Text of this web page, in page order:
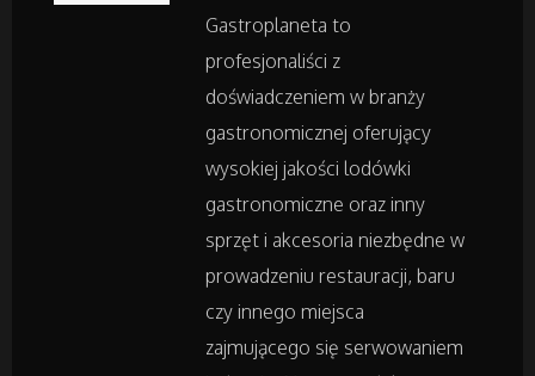
Zajęcia Sportowe i Rekreacyjne
Serwis
Informatyczne
Restauracje, Catering
Adwokaci, Porady Prawne
Gastroplaneta to
profesjonaliści z
doświadczeniem w branży
gastronomicznej oferujący
wysokiej jakości lodówki
gastronomiczne oraz inny
sprzęt i akcesoria niezbędne w
prowadzeniu restauracji, baru
czy innego miejsca
zajmującego się serwowaniem